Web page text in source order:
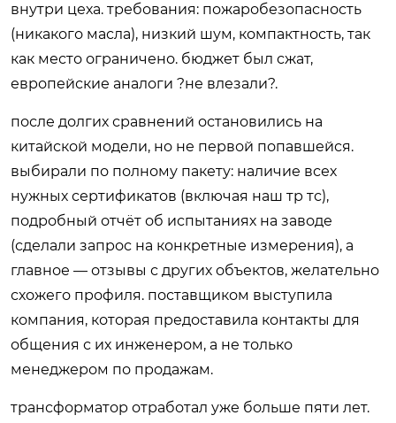
внутри цеха. требования: пожаробезопасность
(никакого масла), низкий шум, компактность, так
как место ограничено. бюджет был сжат,
европейские аналоги ?не влезали?.
после долгих сравнений остановились на
китайской модели, но не первой попавшейся.
выбирали по полному пакету: наличие всех
нужных сертификатов (включая наш тр тс),
подробный отчёт об испытаниях на заводе
(сделали запрос на конкретные измерения), а
главное — отзывы с других объектов, желательно
схожего профиля. поставщиком выступила
компания, которая предоставила контакты для
общения с их инженером, а не только
менеджером по продажам.
трансформатор отработал уже больше пяти лет.